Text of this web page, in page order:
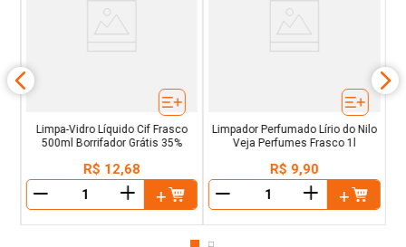
Limpa-Vidro Líquido Cif Frasco
500ml Borrifador Grátis 35%
R$ 12,68
＋
Limpador Perfumado Lírio do Nilo
Veja Perfumes Frasco 1l
R$ 9,90
＋